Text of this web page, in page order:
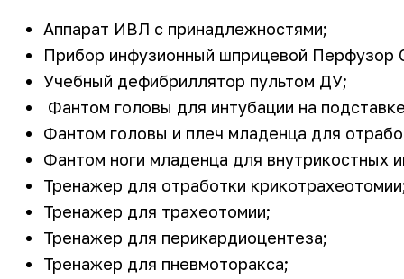
Аппарат ИВЛ с принадлежностями;
Прибор инфузионный шприцевой Перфузор
Учебный дефибриллятор пультом ДУ;
Фантом головы для интубации на
Фантом головы и плеч младенца для
Фантом ноги младенца для внутрикостных
Тренажер для отработки
Тренажер для трахеотомии;
Тренажер для перикардиоцентеза;
Тренажер для пневмоторакса;